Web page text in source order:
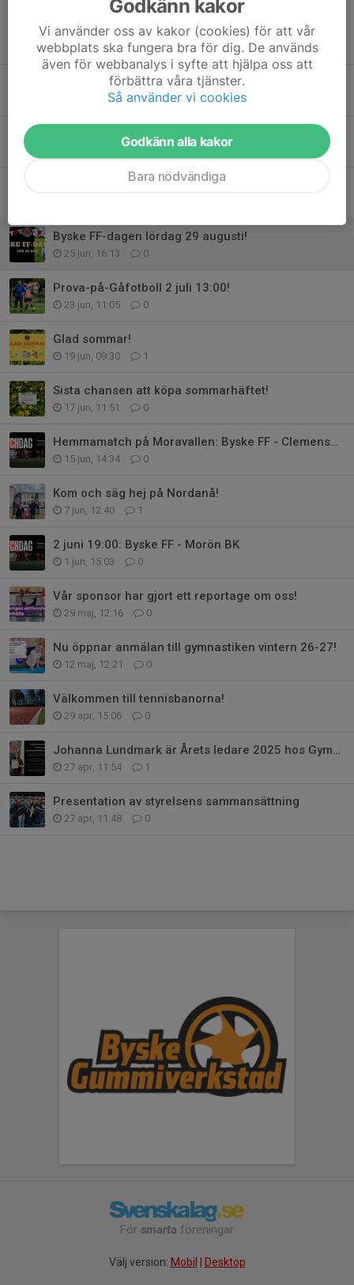
Tidigare nyheter
Vi välkomnar Holmen som sponsor!
8 jul, 18:00 0
ICA besöker konstgräset tis 7/7 kl 19-21!
Vi välkomnar Skebo som sponsor!
Byske FF-dagen lördag 29 augusti!
25 jun, 16:13 0
Prova-på-Gåfotboll 2 juli 13:00!
23 jun, 11:05 0
Glad sommar!
19 jun, 09:30 1
Sista chansen att köpa sommarhäftet!
17 jun, 11:51 0
Hemmamatch på Moravallen: Byske FF - Clemensnäs IF
15 jun, 14:34 0
Kom och säg hej på Nordanå!
7 jun, 12:40 1
2 juni 19:00: Byske FF - Morön BK
1 jun, 15:03 0
Vår sponsor har gjort ett reportage om oss!
29 maj, 12:16 0
Nu öppnar anmälan till gymnastiken vintern 26-27!
12 maj, 12:21 0
Välkommen till tennisbanorna!
29 apr, 15:06 0
Johanna Lundmark är Årets ledare 2025 hos Gymnastikförbundet Norr
27 apr, 11:54 1
Presentation av styrelsens sammansättning
27 apr, 11:48 0
För smarta föreningar
Välj version: Mobil Desktop
Godkänn kakor
Vi använder oss av kakor (cookies) för att vår
webbplats ska fungera bra för dig. De används
även för webbanalys i syfte att hjälpa oss att
förbättra våra tjänster.
Så använder vi cookies
Godkänn alla kakor
Bara nödvändiga